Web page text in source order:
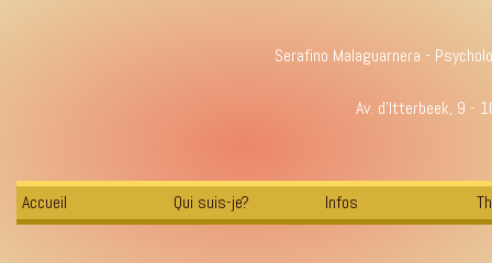
Serafino Malaguarnera -
Av. d'Itterbeek, 9 -
Accueil Qui suis-je? Infos